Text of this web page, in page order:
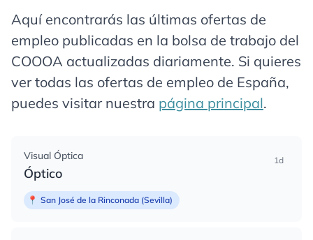
Aquí encontrarás las últimas ofertas de
empleo publicadas en la bolsa de trabajo del
COOOA actualizadas diariamente. Si quieres
ver todas las ofertas de empleo de España,
puedes visitar nuestra página principal.
Visual Óptica
Óptico
1d
📍 San José de la Rinconada (Sevilla)